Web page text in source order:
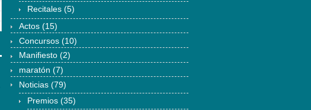
Recitales (5)
Actos (15)
Concursos (10)
Manifiesto (2)
maratón (7)
Noticias (79)
Premios (35)